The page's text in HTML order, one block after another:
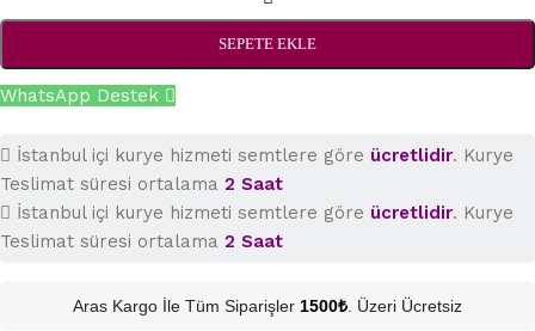
SEPETE EKLE
WhatsApp Destek
İstanbul içi kurye hizmeti semtlere göre ücretlidir. Kurye
Teslimat süresi ortalama 2 Saat
İstanbul içi kurye hizmeti semtlere göre ücretlidir. Kurye
Teslimat süresi ortalama 2 Saat
Aras Kargo İle Tüm Siparişler 1500₺ . Üzeri Ücretsiz